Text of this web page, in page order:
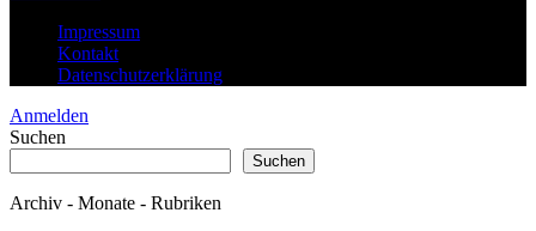
Impressum
Kontakt
Datenschutzerklärung
Anmelden
Suchen
Suchen
Archiv - Monate - Rubriken